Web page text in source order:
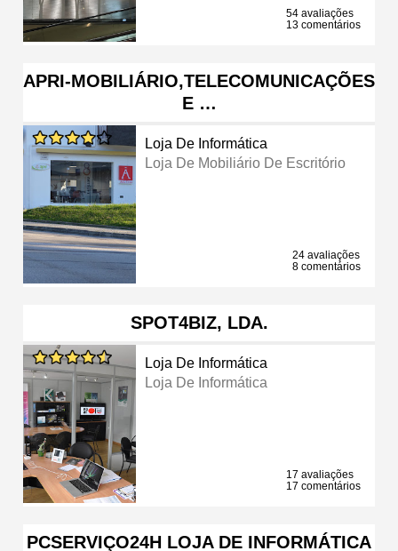
54 avaliações
13 comentários
APRI-MOBILIÁRIO,TELECOMUNICAÇÕES
E …
Loja De Informática
Loja De Mobiliário De Escritório
24 avaliações
8 comentários
SPOT4BIZ, LDA.
Loja De Informática
Loja De Informática
17 avaliações
17 comentários
PCSERVIÇO24H LOJA DE INFORMÁTICA